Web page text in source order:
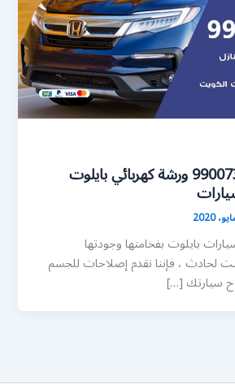
كراج بايلوت 99007366 ورشة كهربائي بايلوت
بايلوت بفخامتها وجودتها
لحادث ، فإننا نقدم إصلاحات للجسم
سيارتك […]